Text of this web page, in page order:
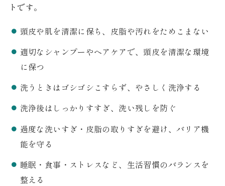
トです。
頭皮や肌を清潔に保ち、皮脂や汚れをためこまない
適切なシャンプーやヘアケアで、頭皮を清潔な環境
に保つ
洗うときはゴシゴシこすらず、やさしく洗浄する
洗浄後はしっかりすすぎ、洗い残しを防ぐ
過度な洗いすぎ・皮脂の取りすぎを避け、バリア機
能を守る
睡眠・食事・ストレスなど、生活習慣のバランスを
整える